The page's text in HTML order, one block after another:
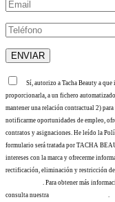
Sí, autorizo a Tacha Beauty a
proporcionarla, a un fichero
mantener una relación contractual 2)
notificarme oportunidades de empleo,
contratos y asignaciones. He leído la
formulario será tratada por TACHA
intereses con la marca y ofrecerme
rectificación, eliminación y restricción
. Para obtener más
consulta nuestra
.